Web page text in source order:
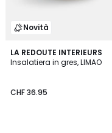
Novità
LA REDOUTE INTERIEURS
Insalatiera in gres, LIMAO
CHF 36.95